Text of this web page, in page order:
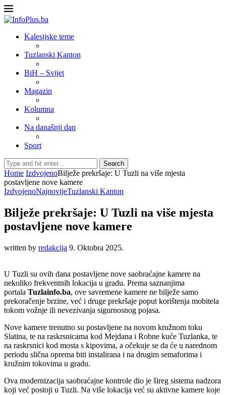
Kalesijske teme
Tuzlanski Kanton
BiH – Svijet
Magazin
Kolumna
Na današnji dan
Sport
Search
Home IzdvojenoBilježe prekršaje: U Tuzli na više mjesta
postavljene nove kamere
IzdvojenoNajnovijeTuzlanski Kanton
Bilježe prekršaje: U Tuzli na više mjesta
postavljene nove kamere
written by redakcija 9. Oktobra 2025.
U Tuzli su ovih dana postavljene nove saobraćajne kamere na
nekoliko frekventnih lokacija u gradu. Prema saznanjima
portala Tuzlainfo.ba, ove savremene kamere ne bilježe samo
prekoračenje brzine, već i druge prekršaje poput korištenja mobitela
tokom vožnje ili nevezivanja sigurnosnog pojasa.
Nove kamere trenutno su postavljene na novom kružnom toku
Slatina, te na raskrsnicama kod Mejdana i Robne kuće Tuzlanka, te
na raskrsnici kod mosta s kipovima, a očekuje se da će u narednom
periodu slična oprema biti instalirana i na drugim semaforima i
kružnim tokovima u gradu.
Ova modernizacija saobraćajne kontrole dio je šireg sistema nadzora
koji već postoji u Tuzli. Na više lokacija već su aktivne kamere koje